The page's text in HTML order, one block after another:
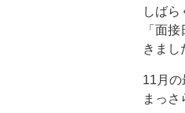
しば
「面
きまし
11月の
まっ